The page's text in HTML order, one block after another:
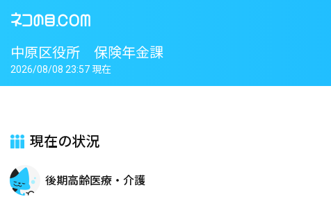
中原区役所 保険年金課
2026/08/08 23:57 現在
現在の状況
後期高齢医療・介護